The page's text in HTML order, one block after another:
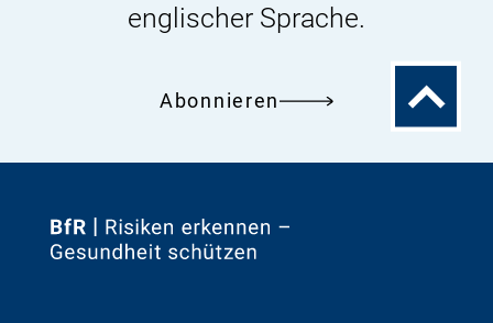
englischer Sprache.
Abonnieren
Zum
Zur